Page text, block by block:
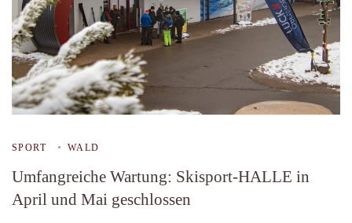
SPORT WALD
Umfangreiche Wartung: Skisport-HALLE in
April und Mai geschlossen